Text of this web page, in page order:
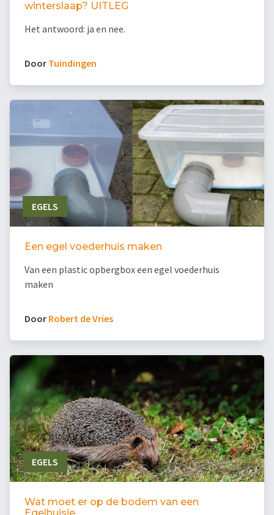
winterslaap? UITLEG
Het antwoord: ja en nee.
Door Tuindingen
EGELS
Een egel voederhuis maken
Van een plastic opbergbox een egel voederhuis
maken
Door Robert de Vries
EGELS
Wat moet er op de bodem van een